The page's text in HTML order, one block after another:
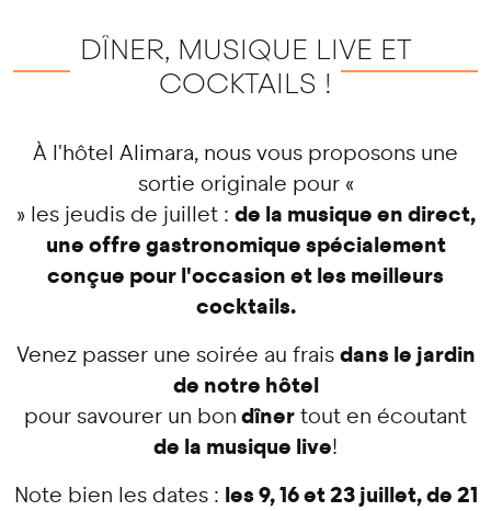
DÎNER, MUSIQUE LIVE ET
COCKTAILS !
À l'hôtel Alimara, nous vous proposons une
sortie originale pour «
» les jeudis de juillet : de la musique en direct,
une offre gastronomique spécialement
conçue pour l'occasion et les meilleurs
cocktails.
Venez passer une soirée au frais dans le jardin
de notre hôtel
pour savourer un bon dîner tout en écoutant
de la musique live!
Note bien les dates : les 9, 16 et 23 juillet, de 21